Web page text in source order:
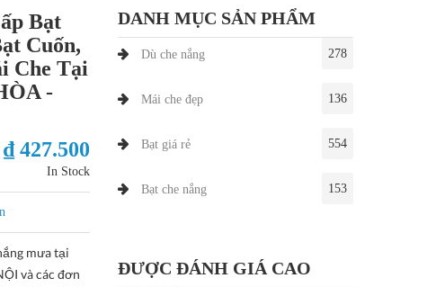
Bạt
Cuốn,
Che Tại
-
₫ 427.500
In Stock
mưa tại
và các đơn
DANH MỤC SẢN PHẨM
Dù che nắng 278
Mái che đẹp 136
Bạt giá rẻ 554
Bạt che nắng 153
ĐƯỢC ĐÁNH GIÁ CAO